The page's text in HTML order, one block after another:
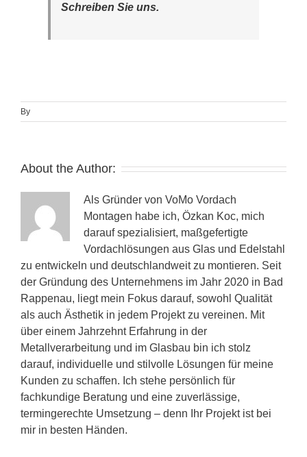
Schreiben Sie uns.
By
About the Author:
Als Gründer von VoMo Vordach
Montagen habe ich, Özkan Koc, mich
darauf spezialisiert, maßgefertigte
Vordachlösungen aus Glas und Edelstahl
zu entwickeln und deutschlandweit zu montieren. Seit
der Gründung des Unternehmens im Jahr 2020 in Bad
Rappenau, liegt mein Fokus darauf, sowohl Qualität
als auch Ästhetik in jedem Projekt zu vereinen. Mit
über einem Jahrzehnt Erfahrung in der
Metallverarbeitung und im Glasbau bin ich stolz
darauf, individuelle und stilvolle Lösungen für meine
Kunden zu schaffen. Ich stehe persönlich für
fachkundige Beratung und eine zuverlässige,
termingerechte Umsetzung – denn Ihr Projekt ist bei
mir in besten Händen.